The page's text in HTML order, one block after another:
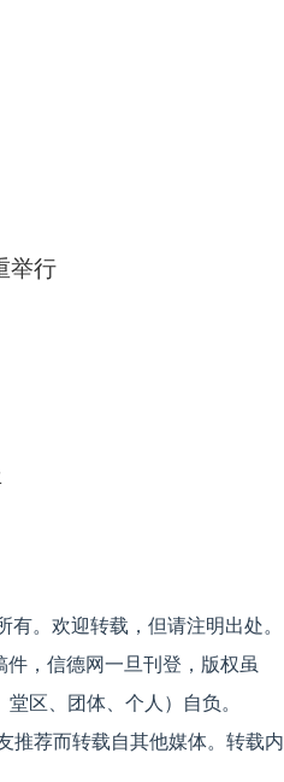
举行
有。欢迎转载，但请注明出处。
，信德网一旦刊登，版权虽
区、团体、个人）自负。
推荐而转载自其他媒体。转载内